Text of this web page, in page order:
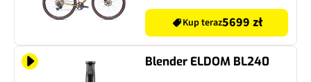
Kup teraz5699 zł
Blender ELDOM BL240